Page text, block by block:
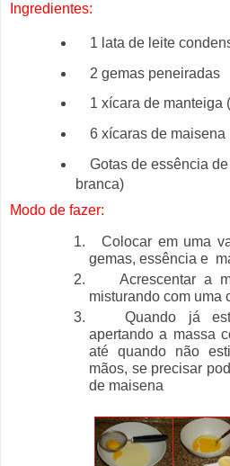
Ingredientes:
1 lata de leite
2 gemas peneiradas
1 xícara de manteiga
6 xícaras de maisena
Gotas de essência
branca)
Modo de fazer:
Colocar em uma
gemas, essência e
Acrescentar a
misturando com uma
Quando já
apertando a massa
até quando não
mãos, se precisar
de maisena